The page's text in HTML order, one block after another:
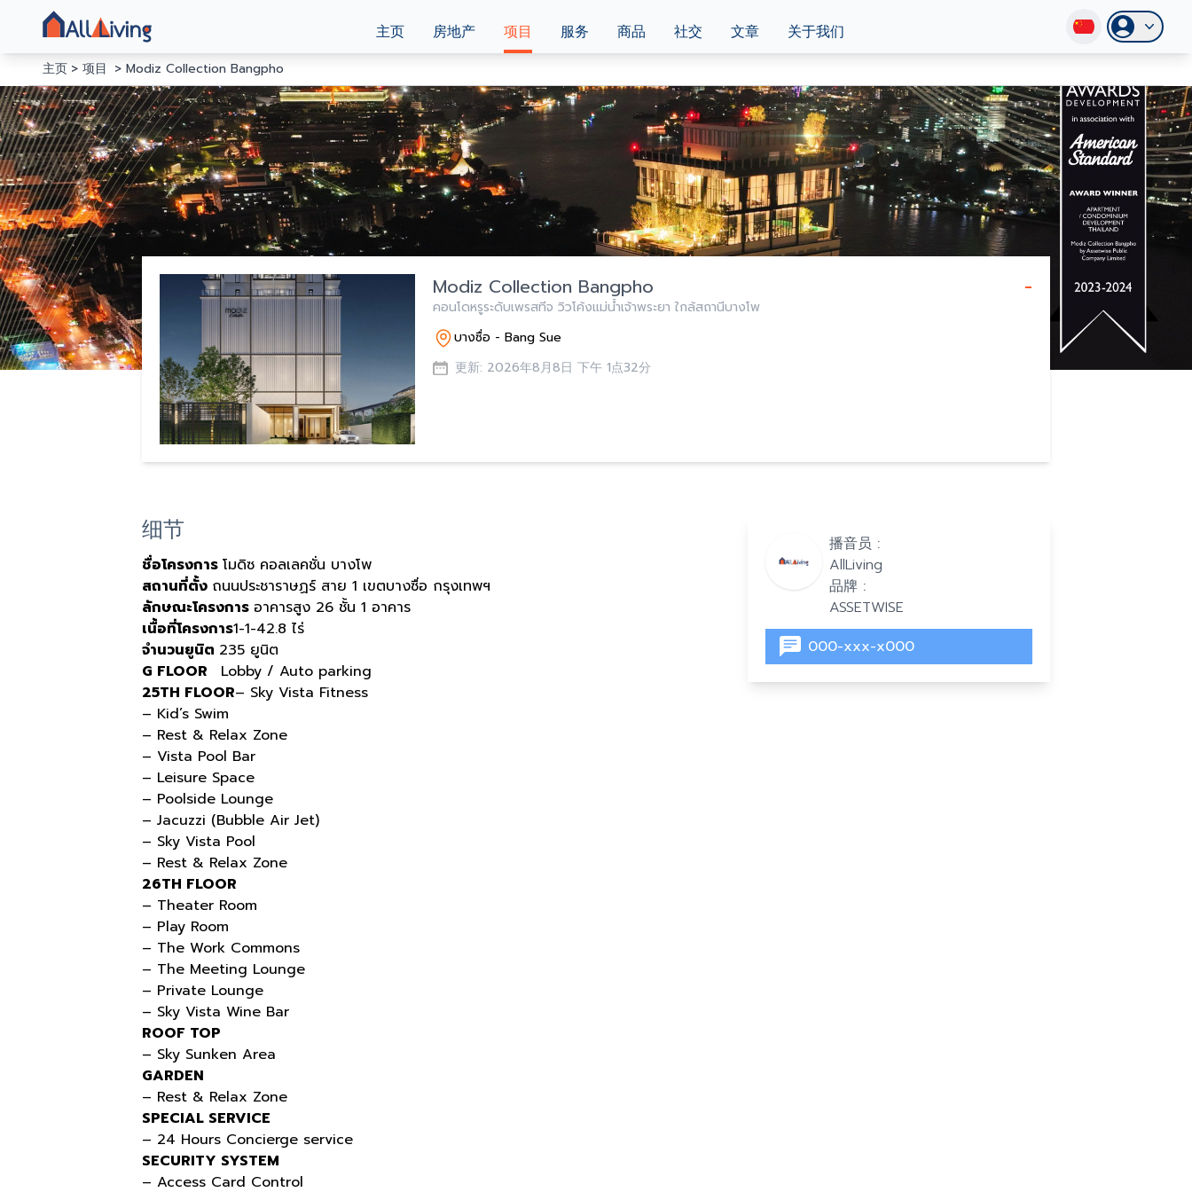
主页 房地产 项目 服务 商品 社交 文章 关于我们
主页 项目 Modiz Collection Bangpho
-
Modiz Collection Bangpho
คอนโดหรูระดับเพรสทีจ วิวโค้งแม่น้ำเจ้าพระยา ใกล้สถานีบางโพ
บางซื่อ - Bang Sue
更新: 2026年8月8日 下午 1点32分
细节
ชื่อโครงการ โมดิซ คอลเลคชั่น บางโพ
สถานที่ตั้ง ถนนประชาราษฏร์ สาย 1 เขตบางซื่อ กรุงเทพฯ
ลักษณะโครงการ อาคารสูง 26 ชั้น 1 อาคาร
เนื้อที่โครงการ1-1-42.8 ไร่
จำนวนยูนิต 235 ยูนิต
G FLOOR Lobby / Auto parking
25TH FLOOR– Sky Vista Fitness
– Kid’s Swim
– Rest & Relax Zone
– Vista Pool Bar
– Leisure Space
– Poolside Lounge
– Jacuzzi (Bubble Air Jet)
– Sky Vista Pool
– Rest & Relax Zone
26TH FLOOR
– Theater Room
– Play Room
– The Work Commons
– The Meeting Lounge
– Private Lounge
– Sky Vista Wine Bar
ROOF TOP
– Sky Sunken Area
GARDEN
– Rest & Relax Zone
SPECIAL SERVICE
– 24 Hours Concierge service
SECURITY SYSTEM
– Access Card Control
播音员 :
AllLiving
品牌 :
ASSETWISE
000-xxx-x000